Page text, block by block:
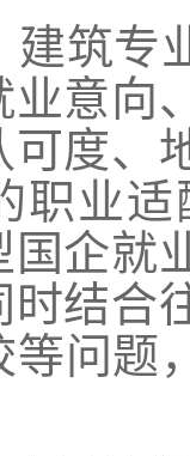
建筑专
业意向
度、
职业
企就
结合
问题